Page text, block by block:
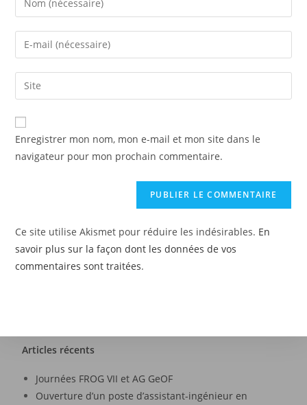
Enregistrer mon nom, mon e-mail et mon site dans le
navigateur pour mon prochain commentaire.
Ce site utilise Akismet pour réduire les indésirables. En
savoir plus sur la façon dont les données de vos
commentaires sont traitées.
Articles récents
Journées FROG VII et AG GeOF
Ouverture d’un poste d’assistant-ingénieur en